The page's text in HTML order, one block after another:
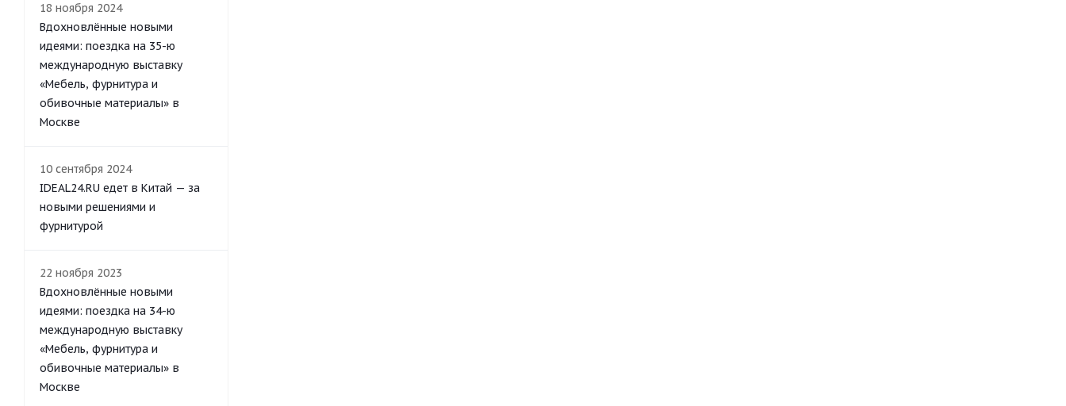
18 ноября 2024
Вдохновлённые новыми
идеями: поездка на 35-ю
международную выставку
«Мебель, фурнитура и
обивочные материалы» в
Москве
10 сентября 2024
IDEAL24.RU едет в Китай — за
новыми решениями и
фурнитурой
22 ноября 2023
Вдохновлённые новыми
идеями: поездка на 34-ю
международную выставку
«Мебель, фурнитура и
обивочные материалы» в
Москве